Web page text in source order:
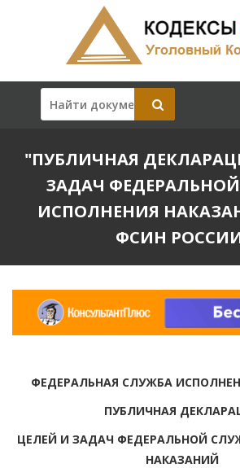
"ПУБЛИЧНАЯ
ЗАДАЧ
ИСПОЛНЕНИЯ
ФСИН
ФЕДЕРАЛЬНАЯ СЛУЖБА
ПУБЛИЧНАЯ
ЦЕЛЕЙ И ЗАДАЧ ФЕДЕРАЛЬНОЙ
НАКАЗАНИЙ